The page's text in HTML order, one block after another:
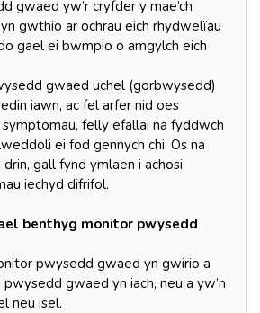
gwaed yw’r cryfder y mae’ch
gwthio ar ochrau eich rhydwelïau
gael ei bwmpio o amgylch eich
gwaed uchel (gorbwysedd)
iawn, ac fel arfer nid oes
felly efallai na fyddwch
ei fod gennych chi. Os na
drin, gall fynd ymlaen i achosi
iechyd difrifol.
benthyg monitor pwysedd
pwysedd gwaed yn gwirio a
gwaed yn iach, neu a yw’n
neu isel.